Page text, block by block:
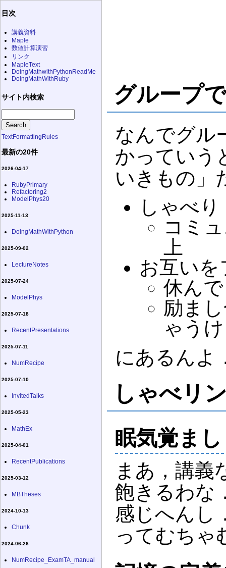
グループ
なんでグル
かっていう
いきもの」
しゃべり
コミ
上
お互い
休ん
励ま
ゃう
にあるんよ
しゃべリ
眠気覚まし
まあ，講義
飽きるわな
感じへんし
ってむちゃ
目次
講義資料
Maple
数値計算演習
リンク
MapleText
DoingMathwithPythonReadMe
DoingMathWithRuby
サイト内検索
TextFormattingRules
最新の20件
2026-04-17
RubyPrimary
Refactoring2
ModelPhys20
2025-11-13
DoingMathWithPython
2025-09-02
LectureNotes
2025-07-24
ModelPhys
2025-07-18
RecentPresentations
2025-07-11
NumRecipe
2025-07-10
InvitedTalks
2025-05-23
MathEx
2025-04-01
RecentPublications
2025-03-12
MBTheses
2024-10-13
Chunk
2024-06-26
NumRecipe_ExamTA_manual